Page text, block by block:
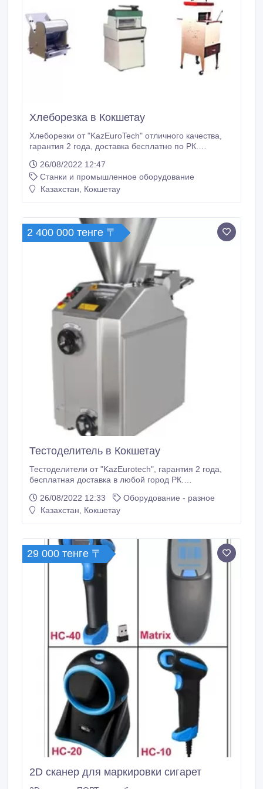
Хлеборезка в Кокшетау
Хлеборезки от "KazEuroTeсh" отличного качества,
гарантия 2 года, доставка бесплатно по РК.
500шт/ч Резка – 13мм Вместительность хлеба 40см
Лезвие 24шт Ширина 61см Длина 80см Высота
104см Вес 140кг Уровень напряжения 380В
26/08/2022 12:47
Станки и промышленное оборудование
Казахстан, Кокшетау
2 400 000 тенге 〒
Тестоделитель в Кокшетау
Тестоделители от "KazEurotech", гарантия 2 года,
бесплатная доставка в любой город РК.
от 1500 до 2000шт/ч Вместимость в бункер – 50кг
теста Делит тесто от 200гр до 700гр Ширина 50см
5кВт Материал: нержавеющая сталь.
26/08/2022 12:33
Оборудование - разное
Казахстан, Кокшетау
29 000 тенге 〒
2D сканер для маркировки сигарет